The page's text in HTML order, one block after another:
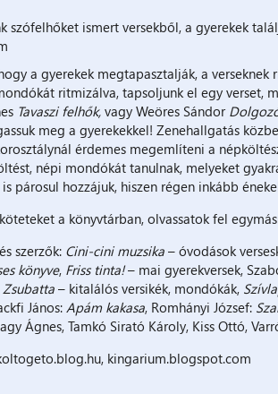
szófelhőket ismert versekből, a gyerekek
a gyerekek megtapasztalják, a verseknek
ritmizálva, tapsoljunk el egy verset,
Tavaszi felhők, vagy Weöres Sándor
meg a gyerekekkel! Zenehallgatás
érdemes megemlíteni a
népi mondókát tanulnak, melyeket
párosul hozzájuk, hiszen régen inkább
a könyvtárban, olvassatok fel
szerzők: Cini-cini muzsika – óvodások
könyve, Friss tinta!– mai gyerekversek,
Zsubatta – kitalálós versikék, mondókák,
János:Apám kakasa, Romhányi József:
Ágnes, Tamkó Sirató Károly, Kiss Ottó,
kingarium.blogspot.com